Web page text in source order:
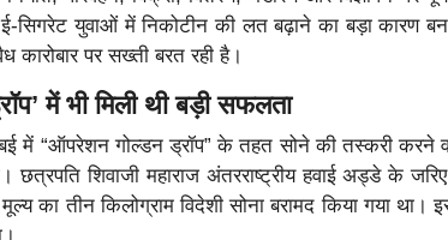
ई-सिगरेट युवाओं में निकोटीन की लत बढ़ाने का बड़ा कारण
पर सख्ती बरत रही है।
में भी मिली थी बड़ी सफलता
में “ऑपरेशन गोल्डन ड्रॉप” के तहत सोने की तस्करी करने
छत्रपति शिवाजी महाराज अंतरराष्ट्रीय हवाई अड्डे के
का तीन किलोग्राम विदेशी सोना बरामद किया गया था।